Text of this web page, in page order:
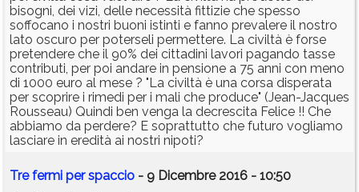
bisogni, dei vizi, delle necessità fittizie che spesso
soffocano i nostri buoni istinti e fanno prevalere il nostro
lato oscuro per poterseli permettere. La civiltà è forse
pretendere che il 90% dei cittadini lavori pagando tasse
contributi, per poi andare in pensione a 75 anni con meno
di 1000 euro al mese ? "La civiltà è una corsa disperata
per scoprire i rimedi per i mali che produce" (Jean-Jacques
Rousseau) Quindi ben venga la decrescita Felice !! Che
abbiamo da perdere? E soprattutto che futuro vogliamo
lasciare in eredità ai nostri nipoti?
Tre fermi per spaccio - 9 Dicembre 2016 - 10:50